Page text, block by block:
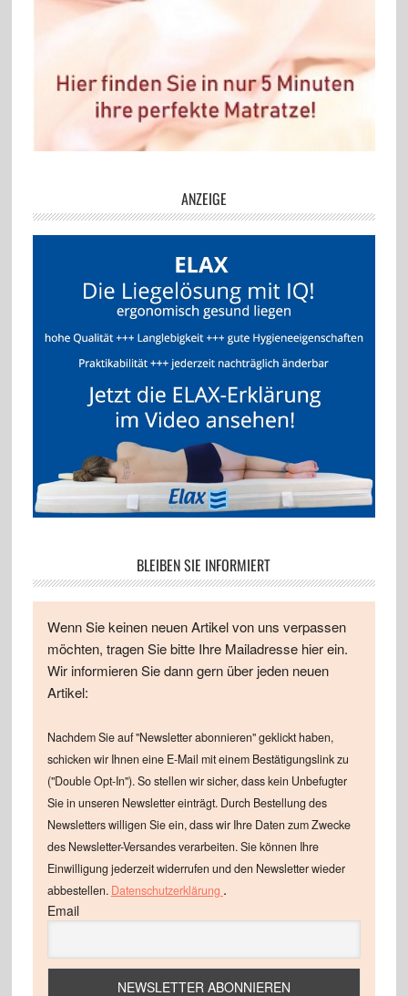
ANZEIGE
BLEIBEN SIE INFORMIERT
Wenn Sie keinen neuen Artikel von uns verpassen
möchten, tragen Sie bitte Ihre Mailadresse hier ein.
Wir informieren Sie dann gern über jeden neuen
Artikel:
Nachdem Sie auf "Newsletter abonnieren" geklickt haben,
schicken wir Ihnen eine E-Mail mit einem Bestätigungslink zu
("Double Opt-In"). So stellen wir sicher, dass kein Unbefugter
Sie in unseren Newsletter einträgt. Durch Bestellung des
Newsletters willigen Sie ein, dass wir Ihre Daten zum Zwecke
des Newsletter-Versandes verarbeiten. Sie können Ihre
Einwilligung jederzeit widerrufen und den Newsletter wieder
abbestellen. Datenschutzerklärung .
Email